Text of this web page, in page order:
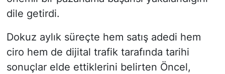
dile getirdi.
Dokuz aylık süreçte hem satış adedi hem
ciro hem de dijital trafik tarafında tarihi
sonuçlar elde ettiklerini belirten Öncel,